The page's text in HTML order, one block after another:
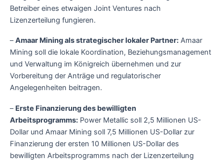
Betreiber eines etwaigen Joint Ventures nach
Lizenzerteilung fungieren.
–Amaar Mining als strategischer lokaler Partner: Amaar
Mining soll die lokale Koordination, Beziehungsmanagement
und Verwaltung im Königreich übernehmen und zur
Vorbereitung der Anträge und regulatorischer
Angelegenheiten beitragen.
– Erste Finanzierung des bewilligten
Arbeitsprogramms: Power Metallic soll 2,5 Millionen US-
Dollar und Amaar Mining soll 7,5 Millionen US-Dollar zur
Finanzierung der ersten 10 Millionen US-Dollar des
bewilligten Arbeitsprogramms nach der Lizenzerteilung